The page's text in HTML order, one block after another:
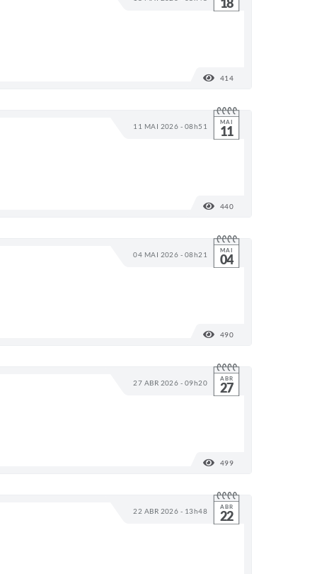
414
11 MAI 2026 - 08h51 MAI
11
440
04 MAI 2026 - 08h21 MAI
04
490
27 ABR 2026 - 09h20 ABR
27
499
22 ABR 2026 - 13h48 ABR
22